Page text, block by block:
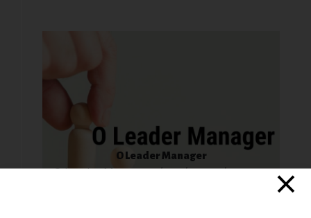
O Leader Manager
Ο Leader Manager είναι ένας ηγέτης που ×